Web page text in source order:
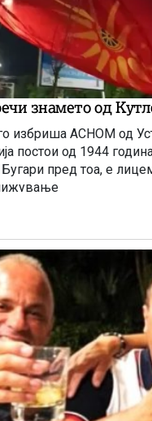
знамето од
го избриша АСНОМ од
постои од 1944
пред тоа, е